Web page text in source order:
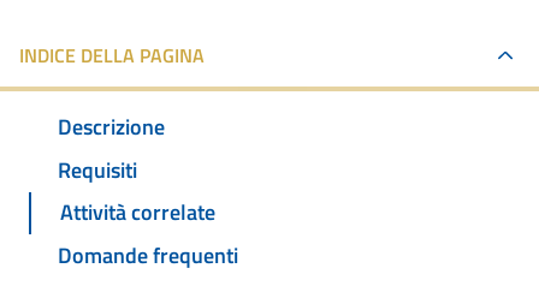
INDICE DELLA PAGINA
Descrizione
Requisiti
Attività correlate
Domande frequenti